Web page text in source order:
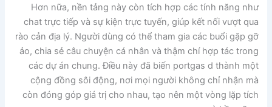
Hơn nữa, nền tảng này còn tích hợp các tính năng như
chat trực tiếp và sự kiện trực tuyến, giúp kết nối vượt qua
rào cản địa lý. Người dùng có thể tham gia các buổi gặp gỡ
ảo, chia sẻ câu chuyện cá nhân và thậm chí hợp tác trong
các dự án chung. Điều này đã biến portgas d thành một
cộng đồng sôi động, nơi mọi người không chỉ nhận mà
còn đóng góp giá trị cho nhau, tạo nên một vòng lặp tích